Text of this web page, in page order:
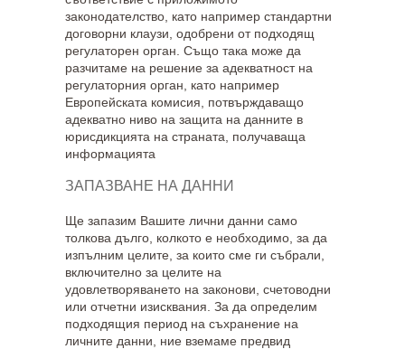
законодателство, като например стандартни
договорни клаузи, одобрени от подходящ
регулаторен орган. Също така може да
разчитаме на решение за адекватност на
регулаторния орган, като например
Европейската комисия, потвърждаващо
адекватно ниво на защита на данните в
юрисдикцията на страната, получаваща
информацията
ЗАПАЗВАНЕ НА ДАННИ
Ще запазим Вашите лични данни само
толкова дълго, колкото е необходимо, за да
изпълним целите, за които сме ги събрали,
включително за целите на
удовлетворяването на законови, счетоводни
или отчетни изисквания. За да определим
подходящия период на съхранение на
личните данни, ние вземаме предвид